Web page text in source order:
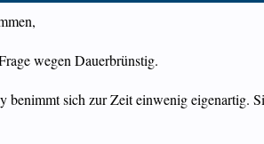
wegen Dauerbrünstig.
benimmt sich zur Zeit einwenig eigenartig.